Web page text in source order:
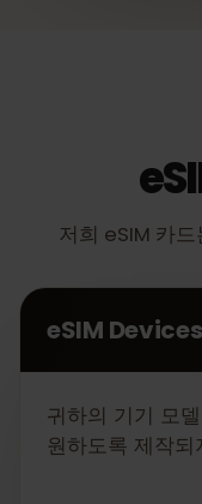
저희 eSIM 카
eSIM Devices
귀하의 기기 모
원하도록 제작